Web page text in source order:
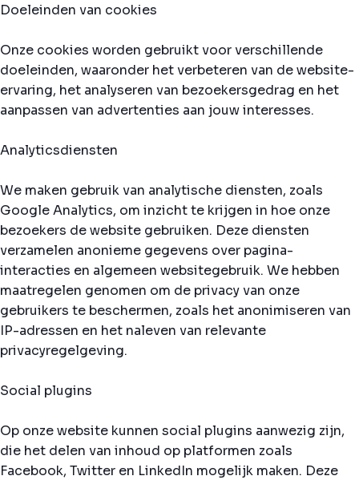
Doeleinden van cookies
Onze cookies worden gebruikt voor verschillende
doeleinden, waaronder het verbeteren van de website-
ervaring, het analyseren van bezoekersgedrag en het
aanpassen van advertenties aan jouw interesses.
Analyticsdiensten
We maken gebruik van analytische diensten, zoals
Google Analytics, om inzicht te krijgen in hoe onze
bezoekers de website gebruiken. Deze diensten
verzamelen anonieme gegevens over pagina-
interacties en algemeen websitegebruik. We hebben
maatregelen genomen om de privacy van onze
gebruikers te beschermen, zoals het anonimiseren van
IP-adressen en het naleven van relevante
privacyregelgeving.
Social plugins
Op onze website kunnen social plugins aanwezig zijn,
die het delen van inhoud op platformen zoals
Facebook, Twitter en LinkedIn mogelijk maken. Deze